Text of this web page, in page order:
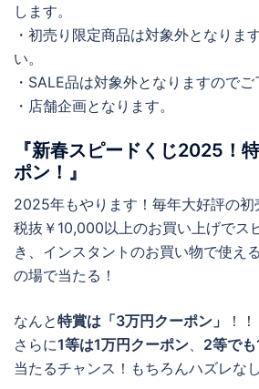
します。
・初売り限定商品は対象外となりま
い。
・SALE品は対象外となりますのでご
・店舗企画となります。
『新春スピードくじ2025！
ポン！』
2025年もやります！毎年大好評の初
税抜￥10,000以上のお買い上げでス
き、インスタントのお買い物で使え
の場で当たる！
なんと特賞は「3万円クーポン」
！！
さらに1等は1万円クーポン 2等で
当たるチャンス！もちろんハズレなし